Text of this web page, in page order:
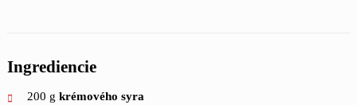
Ingrediencie
200 g krémového syra